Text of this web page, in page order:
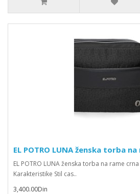
EL POTRO LUNA ženska torba
EL POTRO LUNA ženska torba na rame
Karakteristike Stil cas..
3,400.00Din